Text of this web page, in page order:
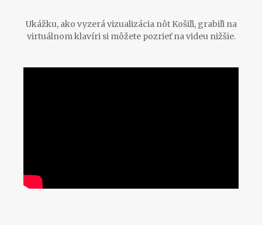
Ukážku, ako vyzerá vizualizácia nôt Košiľi, grabiľi na
virtuálnom klavíri si môžete pozrieť na videu nižšie.